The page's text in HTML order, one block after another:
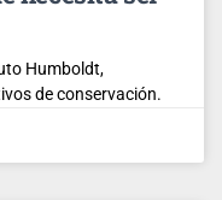
Humboldt,
de conservación.